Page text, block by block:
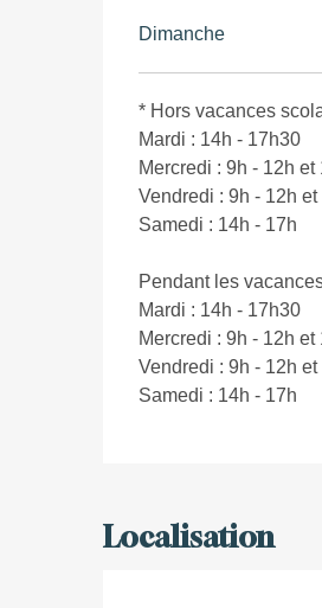
Dimanche
* Hors vacances
Mardi : 14h - 17h30
Mercredi : 9h - 12h et
Vendredi : 9h - 12h et
Samedi : 14h - 17h
Pendant les
Mardi : 14h - 17h30
Mercredi : 9h - 12h et
Vendredi : 9h - 12h et
Samedi : 14h - 17h
Localisation